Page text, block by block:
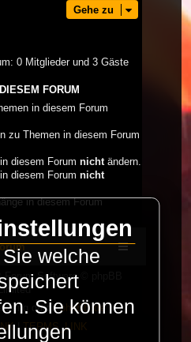
Gehe zu
0 Mitglieder und 3 Gäste
FORUM
in diesem Forum
zu Themen in diesem Forum
diesem Forum nichtändern.
diesem Forum nicht
in diesem Forum
Forum Software © phpBB
durchphpBB.de
| TERMS_LINK
welche
Sie können